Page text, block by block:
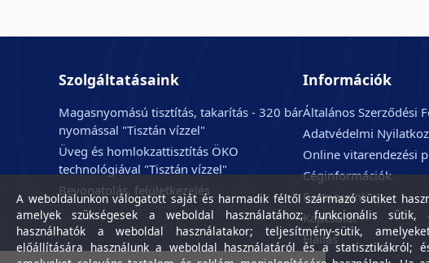
Szolgáltatásaink
Magasnyomású tisztítás, takarítás - 320 bár
nyomással "Tisztán vízzel"
Üveg és homlokzattisztítás ÖKO
technológiával "Tisztán vízzel"
Bevonatolás, felületkezelés
Információk
Általános Szerződési
Adatvédelmi
Online vitarendezési
Céginformációk
Partnereink
Kapcsolat
Elállás
A weboldalunkon válogatott saját és harmadik féltől származó sütiket
amelyek szükségesek a weboldal használatához; funkcionális sütik,
használhatók a weboldal használatakor; teljesítmény-sütik,
előállítására használunk a weboldal használatáról és a statisztikákról;